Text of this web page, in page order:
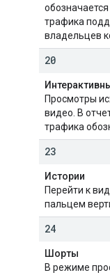
обозначается
трафика
владельцев
20
Просмотры
видео. В
трафика
23
Истории
Перейти к
пальцем
24
Шорты
В режиме